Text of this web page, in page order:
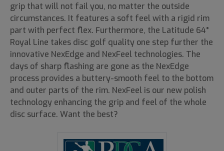
grip that will not fail you, no matter the outside
circumstances. It features a soft feel with a rigid rim
part with perfect flex. Furthermore, the Latitude 64°
Royal Line takes disc golf quality one step further the
innovative NexEdge and NexFeel technologies. The
days of sharp flashing are gone as the NexEdge
process provides a buttery-smooth feel to the bottom
and outer parts of the rim. NexFeel is our new polish
technology enhancing the grip and feel of the whole
disc surface. Want the best?